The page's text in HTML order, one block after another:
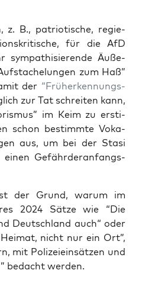
z. B., patrio­ti­sche, regie­
für die AfD
sym­pa­thi­sie­ren­de Äuße­
zum Haß”
der “Früh­erken­nungs­
zur Tat schrei­ten kann,
im Keim zu ersti­
schon bestimm­te Voka­
aus, um bei der Sta­si
einen Gefähr­der­an­fangs­
der Grund, war­um im
2024 Sät­ze wie “Die
Deutsch­land auch“ oder
nicht nur ein Ort”,
mit Poli­zei­ein­sät­zen und
bedacht werden.